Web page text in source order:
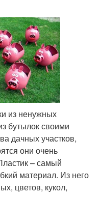
из ненужных
бутылок своими
дачных участков,
они очень
– самый
материал. Из него
цветов, кукол,